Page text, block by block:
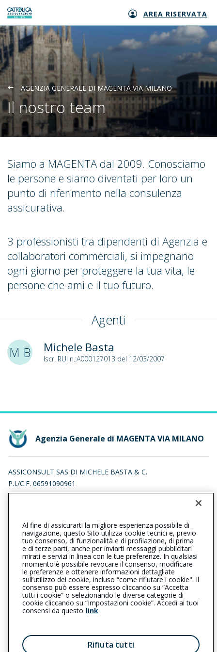
Generali logo AREA RISERVATA
AGENZIA GENERALE DI MAGENTA VIA MILANO
Il nostro team
Siamo a MAGENTA dal 2009. Conosciamo
le persone e siamo diventati per loro un
punto di riferimento nella consulenza
assicurativa.
3 professionisti tra dipendenti di Agenzia e
collaboratori commerciali, si impegnano
ogni giorno per proteggere la tua vita, le
persone che ami e il tuo futuro.
Agenti
M B
Michele Basta
Iscr. RUI n.:A000127013 del 12/03/2007
Agenzia Generale di MAGENTA VIA MILANO
ASSICONSULT SAS DI MICHELE BASTA & C.
P.I./C.F. 06591090961
VIA MILANO 41, 20013 MAGENTA (MI)
0297950312 0297290269
magentaviamilano@cattolica.it
assiconsult@twtcert.it
L’intermediario è soggetto al controllo dell’IVASS. Consulta il
Registro RUI al seguentelink
Privacy | Cookie |
Il Gruppo Generali
Al fine di assicurarti la migliore esperienza possibile di
navigazione, questo Sito utilizza cookie tecnici e, previo
tuo consenso, di funzionalità e di profilazione, di prima
e di terze parti, anche per inviarti messaggi pubblicitari
mirati e servizi in linea con le tue preferenze. In qualsiasi
momento è possibile revocare il consenso, modificare
le preferenze e ottenere informazioni dettagliate
sull’utilizzo dei cookie, incluso “come rifiutare i cookie". Il
consenso può essere espresso cliccando su “Accetta
tutti i cookie” o selezionando le diverse categorie di
cookie cliccando su “Impostazioni cookie”. Accedi ai tuoi
consensi da questo link
Rifiuta tutti